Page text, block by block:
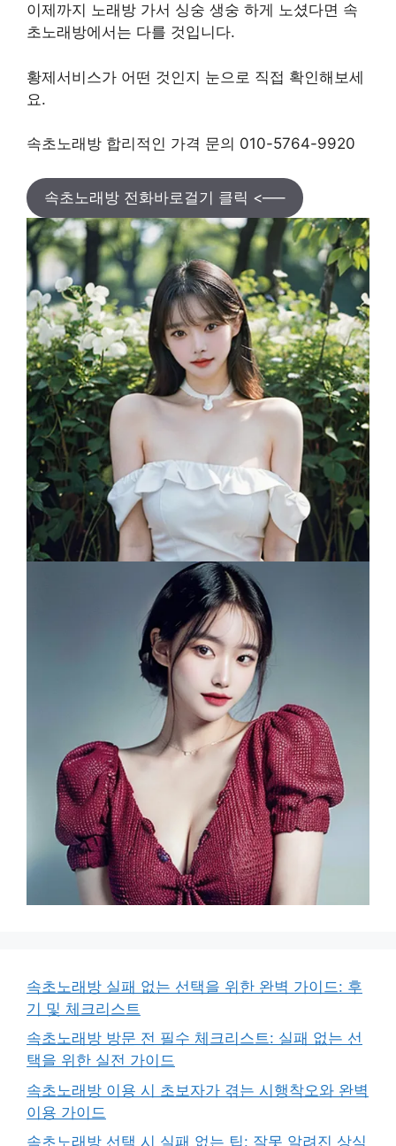
이제까지 노래방 가서 싱숭 생숭 하게 노셨다면 속
초노래방에서는 다를 것입니다.
황제서비스가 어떤 것인지 눈으로 직접 확인해보세
요.
속초노래방 합리적인 가격 문의 010-5764-9920
속초노래방 전화바로걸기 클릭 <—–
속초노래방 실패 없는 선택을 위한 완벽 가이드: 후
기 및 체크리스트
속초노래방 방문 전 필수 체크리스트: 실패 없는 선
택을 위한 실전 가이드
속초노래방 이용 시 초보자가 겪는 시행착오와 완벽
이용 가이드
속초노래방 선택 시 실패 없는 팁: 잘못 알려진 상식